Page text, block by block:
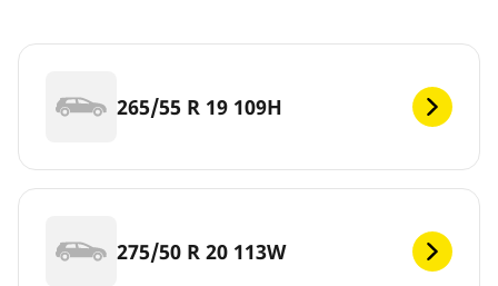
265/55 R 19 109H
275/50 R 20 113W